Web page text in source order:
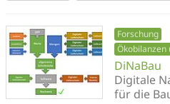
Forschung
Ökobilanzen
DiNaBau
Digitale
für die